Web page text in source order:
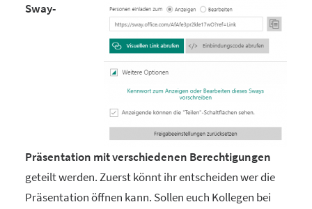
Sway-
Präsentation mit verschiedenen Berechtigungen
geteilt werden. Zuerst könnt ihr entscheiden wer die
Präsentation öffnen kann. Sollen euch Kollegen bei